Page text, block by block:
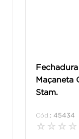
Maçaneta
Stam.
:45434
☆ ☆ ☆ ☆